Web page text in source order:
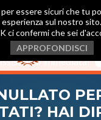
essere sicuri che tu
esperienza sul nostro sito.
ci confermi che sei
APPROFONDISCI
Scarica ora la nostra App
immediata!
HAI